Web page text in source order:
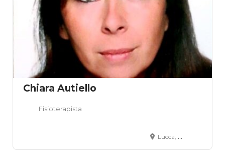
Chiara Autiello
Fisioterapista
Lucca, LU, Italia